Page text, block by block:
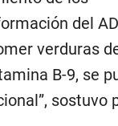
del
verduras
B-9, se
sostuvo